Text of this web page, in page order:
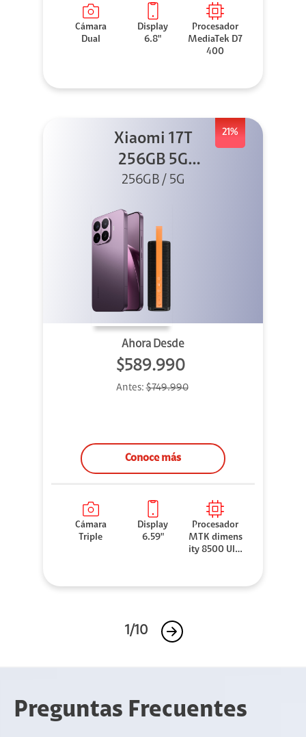
Cámara
Dual
Display
6.8"
Procesador
MediaTek D7
400
21%
Xiaomi 17T
256GB 5G
Morado + Sound
256GB / 5G
Ahora Desde
$589.990
Antes:$749.990
Conoce más
Cámara
Triple
Display
6.59"
Procesador
MTK dimens
ity 8500 Ultr
1/10
Preguntas Frecuentes